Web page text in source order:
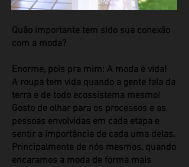
Quão importante tem sido sua conexão
com a moda?
Enorme, pois pra mim: A moda é vida!
A roupa tem vida quando a gente fala da
terra e de todo ecossistema mesmo!
Gosto de olhar para os processos e as
pessoas envolvidas em cada etapa e
sentir a importância de cada uma delas.
Principalmente de nós mesmos, quando
encaramos a moda de forma mais